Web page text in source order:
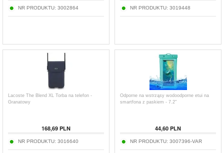
NR PRODUKTU: 3002864 NR PRODUKTU: 3019448
Lacoste The Blend XL Torba na telefon -
Granatowy
168,69 PLN
NR PRODUKTU: 3016640
Odporne na wstrząsy wodoodporne etui na
smartfona z paskiem - 7.2"
44,60 PLN
NR PRODUKTU: 3007396-VAR